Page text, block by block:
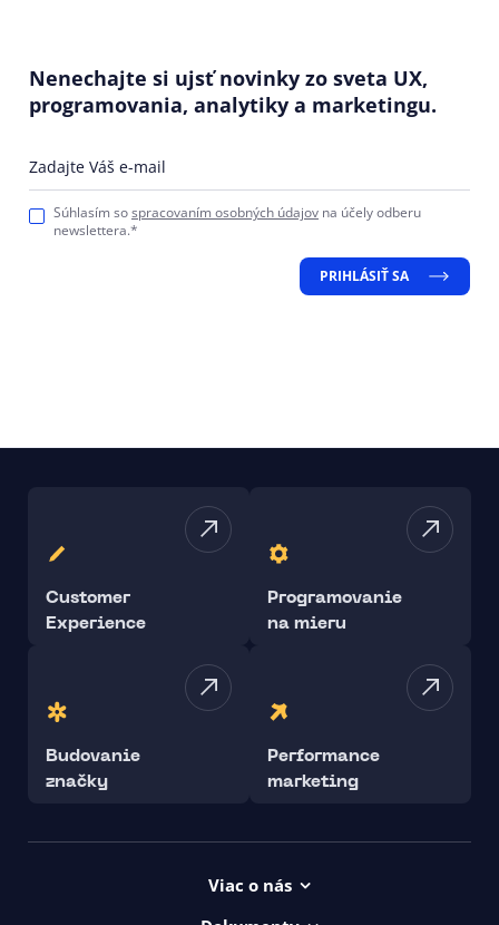
Nenechajte si ujsť novinky zo sveta UX,
programovania, analytiky a marketingu.
Zadajte Váš e-mail
Súhlasím sospracovaním osobných údajov na účely odberu
newslettera.*
PRIHLÁSIŤ SA
Customer
Experience
Programovanie
na mieru
Budovanie
značky
Performance
marketing
Viac o nás